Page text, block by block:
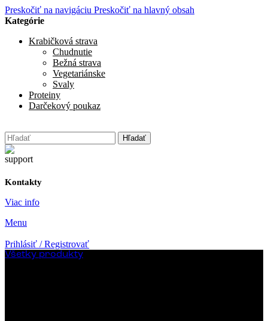
Preskočiť na navigáciu Preskočiť na hlavný obsah
Krabičková strava
Chudnutie
Bežná strava
Vegetariánske
Svaly
Proteiny
Darčekový poukaz
Hľadať
Kontakty
Viac info
Menu
Prihlásiť / Registrovať
Všetky produkty